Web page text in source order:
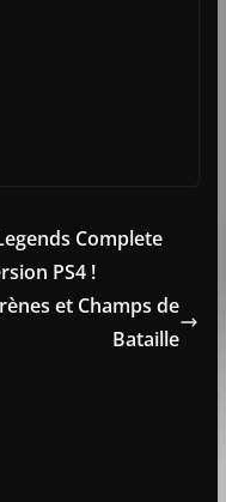
Complete
PS4 !
et Champs de
Bataille